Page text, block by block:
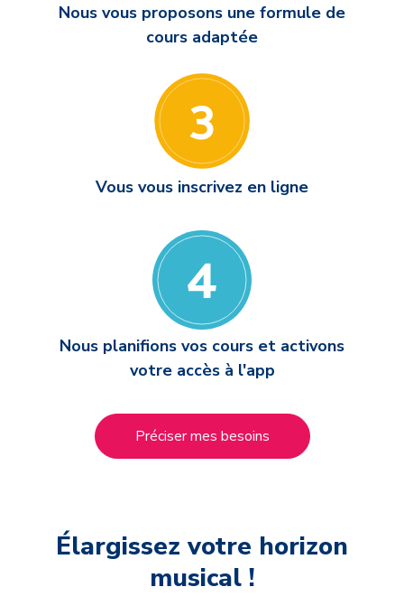
Nous vous proposons une formule de
cours adaptée
Vous vous inscrivez en ligne
Nous planifions vos cours et activons
votre accès à l'app
Préciser mes besoins
Élargissez votre horizon
musical !